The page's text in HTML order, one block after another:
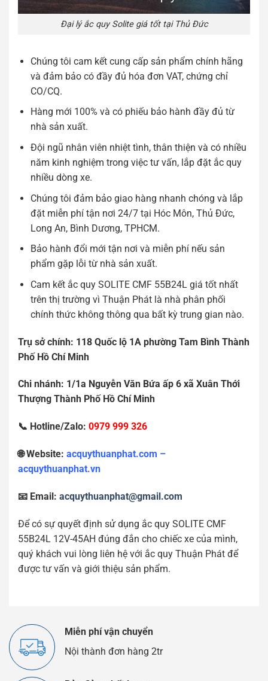
Đại lý ắc quy Solite giá tốt tại Thủ Đức
Chúng tôi cam kết cung cấp sản phẩm chính hãng
và đảm bảo có đầy đủ hóa đơn VAT, chứng chỉ
CO/CQ.
Hàng mới 100% và có phiếu bảo hành đầy đủ từ
nhà sản xuất.
Đội ngũ nhân viên nhiệt tình, thân thiện và có nhiều
năm kinh nghiệm trong việc tư vấn, lắp đặt ắc quy
nhiều dòng xe.
Chúng tôi đảm bảo giao hàng nhanh chóng và lắp
đặt miễn phí tận nơi 24/7 tại Hóc Môn, Thủ Đức,
Long An, Bình Dương, TPHCM.
Bảo hành đổi mới tận nơi và miễn phí nếu sản
phẩm gặp lỗi từ nhà sản xuất.
Cam kết ắc quy SOLITE CMF 55B24L giá tốt nhất
trên thị trường vì Thuận Phát là nhà phân phối
chính thức không thông qua bất kỳ trung gian nào.
Trụ sởchính: 118 Quốc lộ 1A phường Tam Bình Thành
PhốHồ Chí Minh
Chi nhánh: 1/1a Nguyễn Văn Bứa ấp 6 xã Xuân Thới
Thượng Thành Phố Hồ Chí Minh
📞 Hotline/Zalo: 0979 999 326
🌐 Website: acquythuanphat.com –
acquythuanphat.vn
📧 Email: acquythuanphat@gmail.com
Để có sự quyết định sử dụng ắc quy SOLITE CMF
55B24L 12V-45AH đúng đắn cho chiếc xe của mình,
quý khách vui lòng liên hệ với ắc quy Thuận Phát để
được tư vấn và giới thiệu sản phẩm.
Miễn phí vận chuyển
Nội thành đơn hàng 2tr